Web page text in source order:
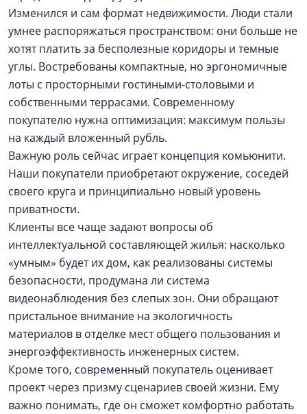
Изменился и сам формат недвижимости. Люди стали
умнее распоряжаться пространством: они больше не
хотят платить за бесполезные коридоры и темные
углы. Востребованы компактные, но эргономичные
лоты с просторными гостиными-столовыми и
собственными террасами. Современному
покупателю нужна оптимизация: максимум пользы
на каждый вложенный рубль.
Важную роль сейчас играет концепция комьюнити.
Наши покупатели приобретают окружение, соседей
своего круга и принципиально новый уровень
приватности.
Клиенты все чаще задают вопросы об
интеллектуальной составляющей жилья: насколько
«умным» будет их дом, как реализованы системы
безопасности, продумана ли система
видеонаблюдения без слепых зон. Они обращают
пристальное внимание на экологичность
материалов в отделке мест общего пользования и
энергоэффективность инженерных систем.
Кроме того, современный покупатель оценивает
проект через призму сценариев своей жизни. Ему
важно понимать, где он сможет комфортно работать